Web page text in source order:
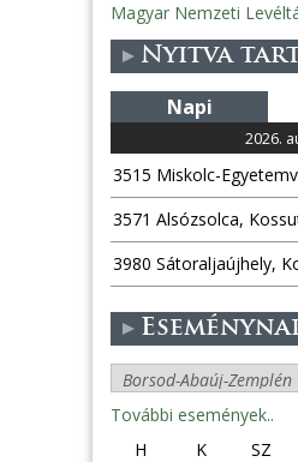
Jelenlegi
hely
Magyar Nemzeti
Nyitva
Napi
2026.
3515 Miskolc-
3571 Alsózsolca,
3980 Sátoraljaújhely,
További események..
H
K SZ